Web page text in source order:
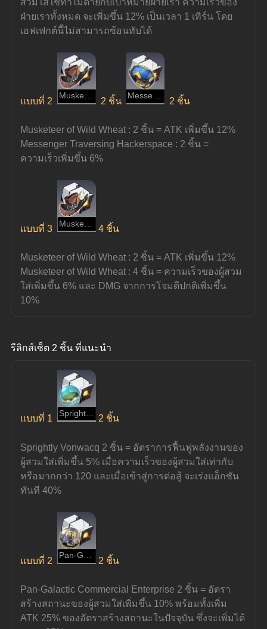
ฝ่ายเราทั้งหมด จะเพิ่มขึ้น 12% เป็นเวลา 1 เทิร์น โดย
เอฟเฟกต์นี้ไม่สามารถซ้อนทับได้
แบบที่ 2
Musketeer of Wild Wheat
2 ชิ้น
Messenger Traversing Hackerspace
2 ชิ้น
Musketeer of Wild Wheat : 2 ชิ้น = ATK เพิ่มขึ้น 12%
Messenger Traversing Hackerspace : 2 ชิ้น =
ความเร็วเพิ่มขึ้น 6%
แบบที่ 3 4 ชิ้น
Musketeer of Wild Wheat : 2 ชิ้น = ATK เพิ่มขึ้น 12%
Musketeer of Wild Wheat : 4 ชิ้น = ความเร็วของผู้สวม
ใส่เพิ่มขึ้น 6% และ DMG จากการโจมตีปกติเพิ่มขึ้น
10%
รีลิกส์เซ็ต 2 ชิ้น ที่แนะนำ
แบบที่ 1
Sprightly Vonwacq
2 ชิ้น
Sprightly Vonwacq 2 ชิ้น = อัตราการฟื้นฟูพลังงานของ
ผู้สวมใส่เพิ่มขึ้น 5% เมื่อความเร็วของผู้สวมใส่เท่ากับ
หรือมากกว่า 120 และเมื่อเข้าสู่การต่อสู้ จะเร่งแอ็กชัน
ทันที 40%
แบบที่ 2
Pan-Galactic Commercial Enterprise
2 ชิ้น
Pan-Galactic Commercial Enterprise 2 ชิ้น = อัตรา
สร้างสถานะของผู้สวมใส่เพิ่มขึ้น 10% พร้อมทั้งเพิ่ม
ATK 25% ของอัตราสร้างสถานะในปัจจุบัน ซึ่งจะเพิ่มได้